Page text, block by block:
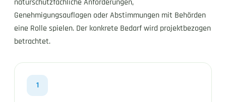
naturschutzfachliche Anforderungen,
Genehmigungsauflagen oder Abstimmungen mit Behörden
eine Rolle spielen. Der konkrete Bedarf wird projektbezogen
betrachtet.
1